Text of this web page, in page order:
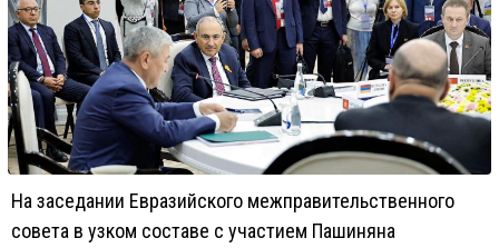
На заседании Евразийского межправительственного
совета в узком составе с участием Пашиняна